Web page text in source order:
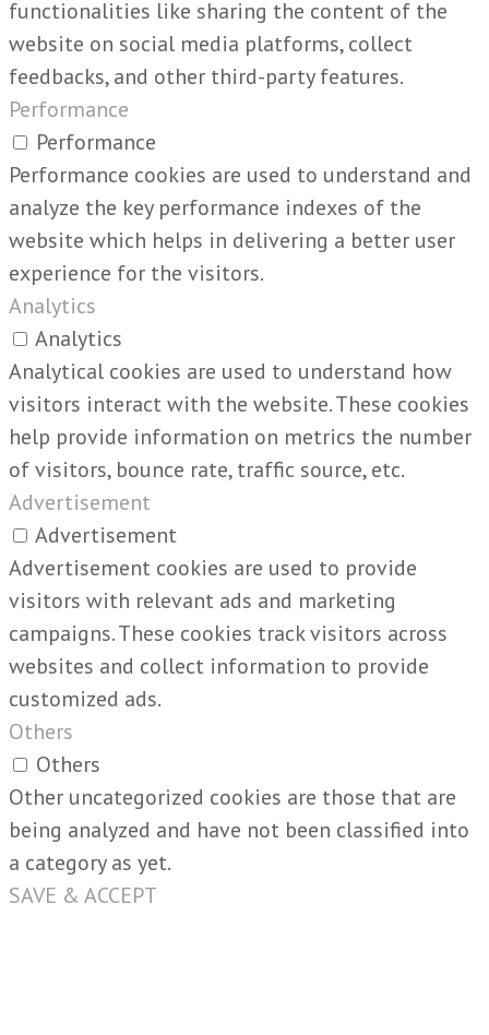
functionalities like sharing the content of the
website on social media platforms, collect
feedbacks, and other third-party features.
Performance
Performance
Performance cookies are used to understand and
analyze the key performance indexes of the
website which helps in delivering a better user
experience for the visitors.
Analytics
Analytics
Analytical cookies are used to understand how
visitors interact with the website. These cookies
help provide information on metrics the number
of visitors, bounce rate, traffic source, etc.
Advertisement
Advertisement
Advertisement cookies are used to provide
visitors with relevant ads and marketing
campaigns. These cookies track visitors across
websites and collect information to provide
customized ads.
Others
Others
Other uncategorized cookies are those that are
being analyzed and have not been classified into
a category as yet.
SAVE & ACCEPT